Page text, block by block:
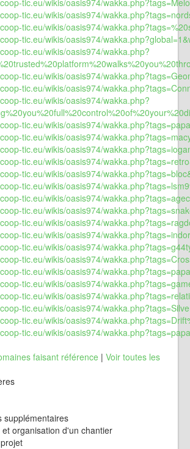
tic.eu/wikis/oasis974/
tic.eu/wikis/oasis974/
tic.eu/wikis/oasis974/
tic.eu/wikis/oasis974/
tic.eu/wikis/oasis974/wakka.php?
tic.eu/wikis/oasis974/
tic.eu/wikis/oasis974/
tic.eu/wikis/oasis974/wakka.php?
tic.eu/wikis/oasis974/
tic.eu/wikis/oasis974/
tic.eu/wikis/oasis974/
tic.eu/wikis/oasis974/
tic.eu/wikis/oasis974/
tic.eu/wikis/oasis974/
tic.eu/wikis/oasis974/
tic.eu/wikis/oasis974/
tic.eu/wikis/oasis974/
tic.eu/wikis/oasis974/
tic.eu/wikis/oasis974/
tic.eu/wikis/oasis974/
tic.eu/wikis/oasis974/
tic.eu/wikis/oasis974/
tic.eu/wikis/oasis974/
tic.eu/wikis/oasis974/
tic.eu/wikis/oasis974/
tic.eu/wikis/oasis974/
faisant référence | Voir toutes les
supplémentaires
organisation d'un chantier